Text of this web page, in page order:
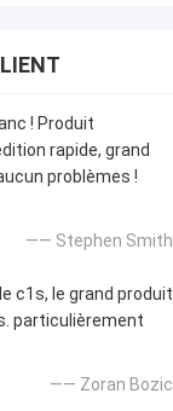
! Produit
rapide, grand
problèmes !
—— Stephen Smith
c1s, le grand produit
particulièrement
—— Zoran Bozic